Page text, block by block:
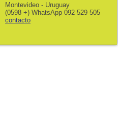
Montevideo - Uruguay
(0598 +) WhatsApp 092 529 505
contacto